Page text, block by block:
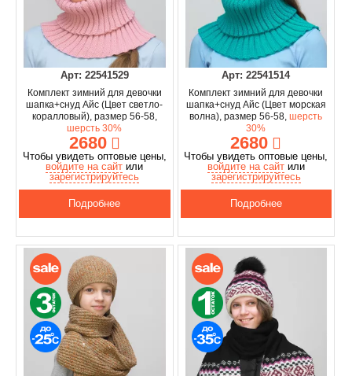
Арт: 22541529
Комплект зимний для девочки
шапка+снуд Айс (Цвет светло-
коралловый), размер 56-58,
шерсть 30%
2680
Чтобы увидеть оптовые цены,
войдите на сайт или
зарегистрируйтесь
Подробнее
Арт: 22541514
Комплект зимний для девочки
шапка+снуд Айс (Цвет морская
волна), размер 56-58,шерсть
30%
2680
Чтобы увидеть оптовые цены,
войдите на сайтили
зарегистрируйтесь
Подробнее